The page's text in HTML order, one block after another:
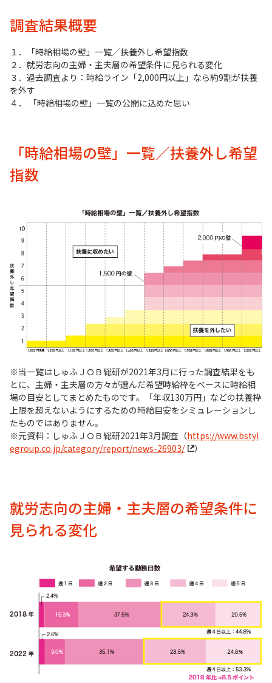
調査結果概要
１．「時給相場の壁」一覧／扶養外し希望指数
２．就労志向の主婦・主夫層の希望条件に見られる変化
３．過去調査より：時給ライン「2,000円以上」なら約9割が扶養
を外す
４． 「時給相場の壁」一覧の公開に込めた思い
「時給相場の壁」一覧／扶養外し希望
指数
※当一覧はしゅふＪＯＢ総研が2021年3月に行った調査結果をも
とに、主婦・主夫層の方々が選んだ希望時給枠をベースに時給相
場の目安としてまとめたものです。「年収130万円」などの扶養枠
上限を超えないようにするための時給目安をシミュレーションし
たものではありません。
※元資料：しゅふＪＯＢ総研2021年3月調査（https://www.bstyl
egroup.co.jp/category/report/news-26903/
）
就労志向の主婦・主夫層の希望条件に
見られる変化